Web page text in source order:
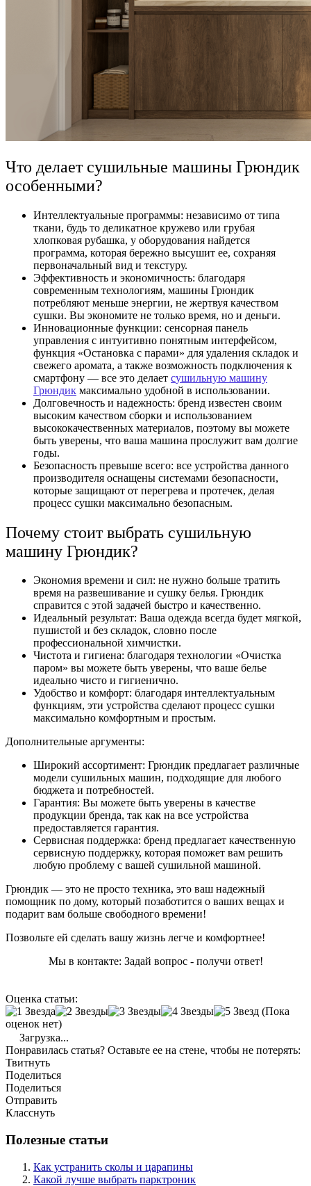
Что делает сушильные машины Грюндик
особенными?
Интеллектуальные программы: независимо от типа
ткани, будь то деликатное кружево или грубая
хлопковая рубашка, у оборудования найдется
программа, которая бережно высушит ее, сохраняя
первоначальный вид и текстуру.
Эффективность и экономичность: благодаря
современным технологиям, машины Грюндик
потребляют меньше энергии, не жертвуя качеством
сушки. Вы экономите не только время, но и деньги.
Инновационные функции: сенсорная панель
управления с интуитивно понятным интерфейсом,
функция «Остановка с парами» для удаления складок и
свежего аромата, а также возможность подключения к
смартфону — все это делает сушильную машину
Грюндик максимально удобной в использовании.
Долговечность и надежность: бренд известен своим
высоким качеством сборки и использованием
высококачественных материалов, поэтому вы можете
быть уверены, что ваша машина прослужит вам долгие
годы.
Безопасность превыше всего: все устройства данного
производителя оснащены системами безопасности,
которые защищают от перегрева и протечек, делая
процесс сушки максимально безопасным.
Почему стоит выбрать сушильную
машину Грюндик?
Экономия времени и сил: не нужно больше тратить
время на развешивание и сушку белья. Грюндик
справится с этой задачей быстро и качественно.
Идеальный результат: Ваша одежда всегда будет мягкой,
пушистой и без складок, словно после
профессиональной химчистки.
Чистота и гигиена: благодаря технологии «Очистка
паром» вы можете быть уверены, что ваше белье
идеально чисто и гигиенично.
Удобство и комфорт: благодаря интеллектуальным
функциям, эти устройства сделают процесс сушки
максимально комфортным и простым.
Дополнительные аргументы:
Широкий ассортимент: Грюндик предлагает различные
модели сушильных машин, подходящие для любого
бюджета и потребностей.
Гарантия: Вы можете быть уверены в качестве
продукции бренда, так как на все устройства
предоставляется гарантия.
Сервисная поддержка: бренд предлагает качественную
сервисную поддержку, которая поможет вам решить
любую проблему с вашей сушильной машиной.
Грюндик — это не просто техника, это ваш надежный
помощник по дому, который позаботится о ваших вещах и
подарит вам больше свободного времени!
Позвольте ей сделать вашу жизнь легче и комфортнее!
Мы в контакте: Задай вопрос - получи ответ!
Оценка статьи:
(Пока
оценок нет)
Загрузка...
Понравилась статья? Оставьте ее на стене, чтобы не потерять:
Твитнуть
Поделиться
Поделиться
Отправить
Класснуть
Полезные статьи
Как устранить сколы и царапины
Какой лучше выбрать парктроник